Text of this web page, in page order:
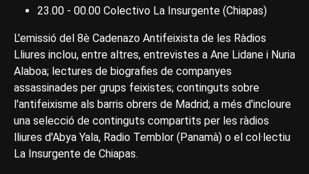
23.00 - 00.00 Colectivo La Insurgente (Chiapas)
L'emissió del 8è Cadenazo Antifeixista de les Ràdios
Lliures inclou, entre altres, entrevistes a Ane Lidane i Nuria
Alaboa; lectures de biografies de companyes
assassinades per grups feixistes; continguts sobre
l'antifeixisme als barris obrers de Madrid; a més d'incloure
una selecció de continguts compartits per les ràdios
lliures d'Abya Yala, Radio Temblor (Panamà) o el col·lectiu
La Insurgente de Chiapas.